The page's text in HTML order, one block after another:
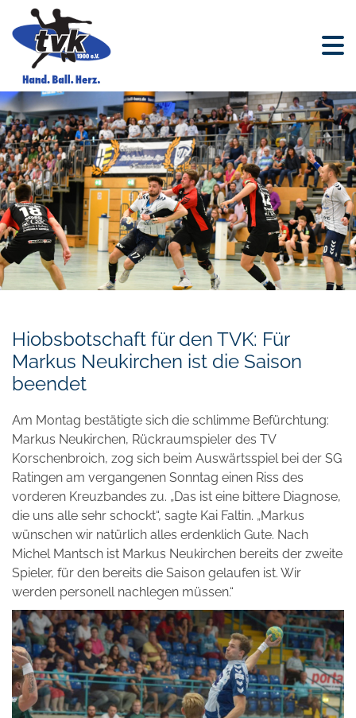
Hiobsbotschaft für den TVK: Für
Markus Neukirchen ist die Saison
beendet
Am Montag bestätigte sich die schlimme Befürchtung:
Markus Neukirchen, Rückraumspieler des TV
Korschenbroich, zog sich beim Auswärtsspiel bei der SG
Ratingen am vergangenen Sonntag einen Riss des
vorderen Kreuzbandes zu. „Das ist eine bittere Diagnose,
die uns alle sehr schockt“, sagte Kai Faltin. „Markus
wünschen wir natürlich alles erdenklich Gute. Nach
Michel Mantsch ist Markus Neukirchen bereits der zweite
Spieler, für den bereits die Saison gelaufen ist. Wir
werden personell nachlegen müssen.“